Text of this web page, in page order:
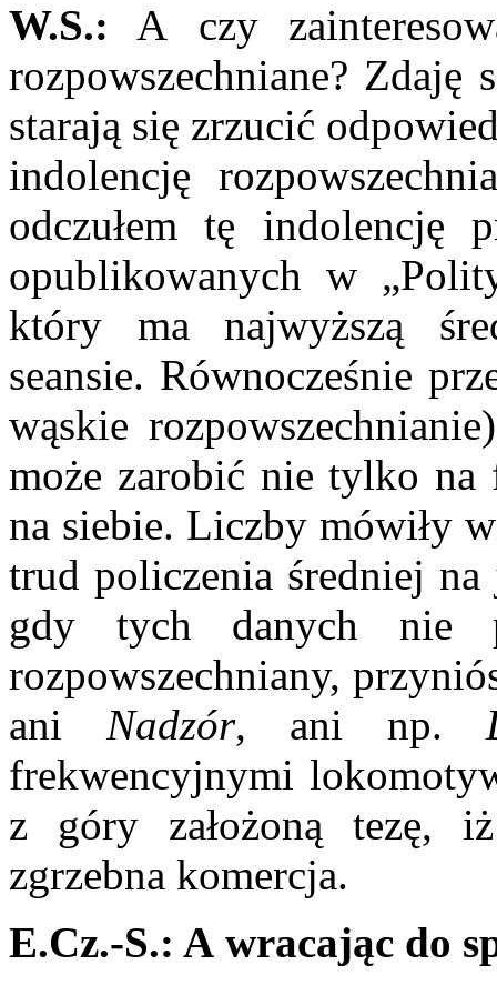
W.S.: A czy
rozpowszechniane? Zda­ję
sta­rają się zrzucić
indolencję
odczułem tę
opublikowanych w
który ma najwyższą
seansie. Równocześnie
wą­skie
może zarobić nie tylko
na siebie. Liczby mówiły
trud policzenia śred­niej
gdy tych danych
rozpowszechniany,
ani Nadzór, ani np.
frekwencyjnymi
z góry założoną tezę,
zgrzebna komercja.
E.Cz.-S.: A wracając do